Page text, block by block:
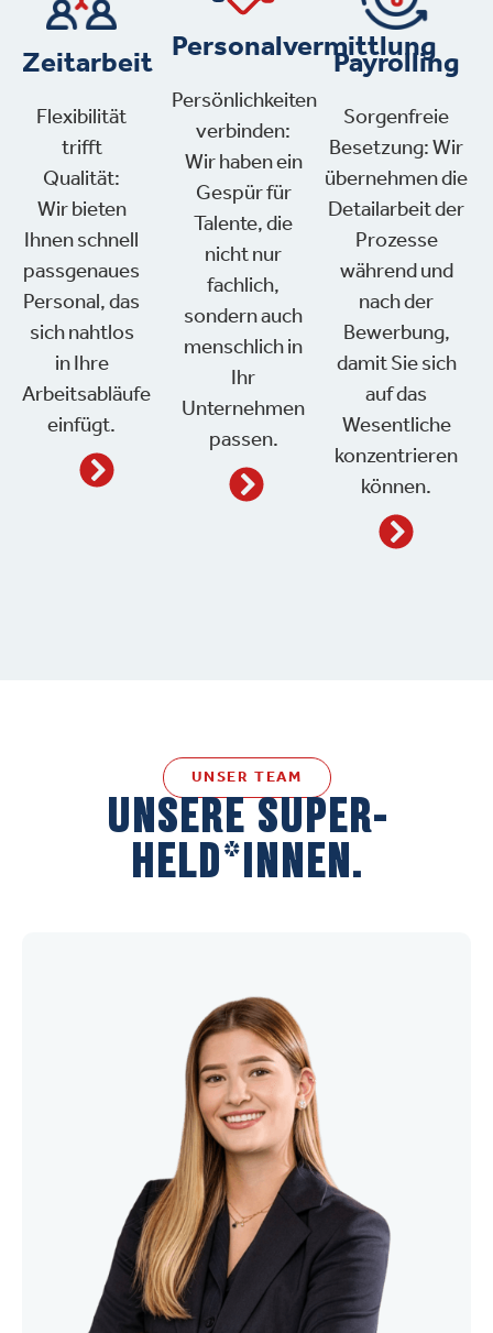
Zeitarbeit
Flexibilität
trifft
Qualität:
Wir bieten
Ihnen schnell
passgenaues
Personal, das
sich nahtlos
in Ihre
Arbeitsabläufe
einfügt.
Personalvermittlung
Persönlichkeiten
verbinden:
Wir haben ein
Gespür für
Talente, die
nicht nur
fachlich,
sondern auch
menschlich in
Ihr
Unternehmen
passen.
Payrolling
Sorgenfreie
Besetzung: Wir
übernehmen die
Detailarbeit der
Prozesse
während und
nach der
Bewerbung,
damit Sie sich
auf das
Wesentliche
konzentrieren
können.
UNSER TEAM
UNSERE SUPER­
HELD*INNEN.